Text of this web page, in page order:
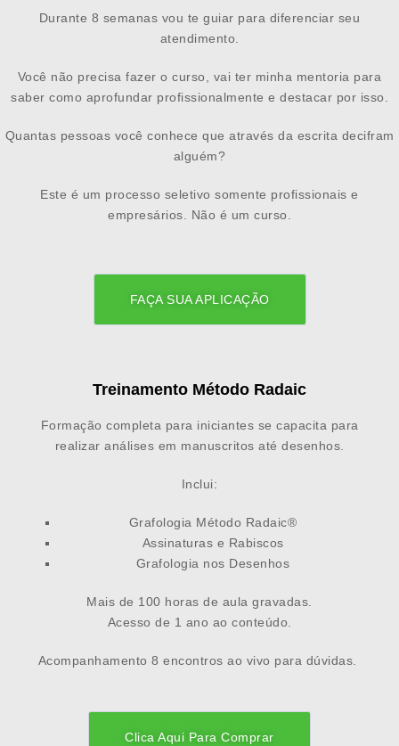
Durante 8 semanas vou te guiar para diferenciar seu
atendimento.
Você não precisa fazer o curso, vai ter minha mentoria para
saber como aprofundar profissionalmente e destacar por isso.
Quantas pessoas você conhece que através da escrita decifram
alguém?
Este é um processo seletivo somente profissionais e
empresários. Não é um curso.
FAÇA SUA APLICAÇÃO
Treinamento Método Radaic
Formação completa para iniciantes se capacita para
realizar análises em manuscritos até desenhos.
Inclui:
Grafologia Método Radaic®
Assinaturas e Rabiscos
Grafologia nos Desenhos
Mais de 100 horas de aula gravadas.
Acesso de 1 ano ao conteúdo.
Acompanhamento 8 encontros ao vivo para dúvidas.
Clica Aqui Para Comprar